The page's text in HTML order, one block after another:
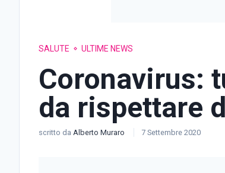
SALUTE ULTIME NEWS
Coronavirus:
da rispettare
scritto da Alberto Muraro 7 Settembre 2020